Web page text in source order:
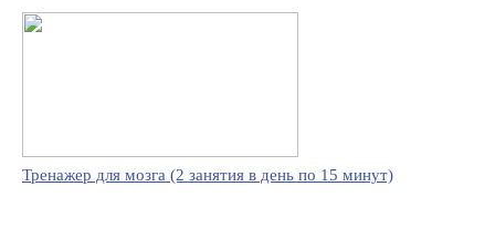
Тренажер для мозга (2 занятия в день по 15 минут)